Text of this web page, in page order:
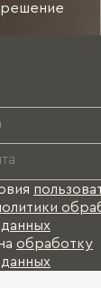
обработку